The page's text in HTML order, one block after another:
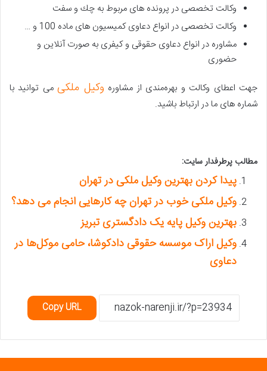
وكالت تخصصی در پرونده های مربوط به چك و سفت
وكالت تخصصی در انواع دعاوی كميسيون های ماده 100 و …
مشاوره در انواع دعاوی حقوقی و كيفری به صورت آنلاين و
حضوری
جهت اعطای وکالت و بهره‌مندی از مشاوره وکیل ملکیمی توانید با
شماره های ما در ارتباط باشید.
مطالب پرطرفدار سایت:
پیدا کردن بهترین وکیل ملکی در تهران
وکیل ملکی خوب در تهران چه کارهایی انجام می دهد؟
بهترین وکیل پایه یک دادگستری تبریز
وکیل اراک موسسه حقوقی دادکوشا، حامی موکل‌ها در
دعاوی
Copy URL